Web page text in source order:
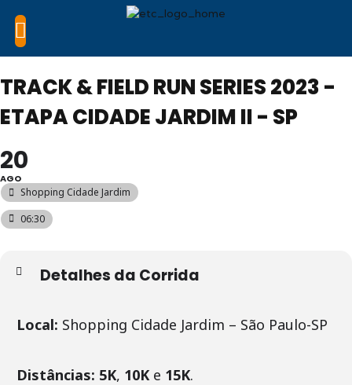
TRACK & FIELD RUN SERIES 2023 -
ETAPA CIDADE JARDIM II - SP
20
AGO
Shopping Cidade Jardim
06:30
Detalhes da Corrida
Local: Shopping Cidade Jardim – São Paulo-SP
Distâncias: 5K, 10Ke 15K.